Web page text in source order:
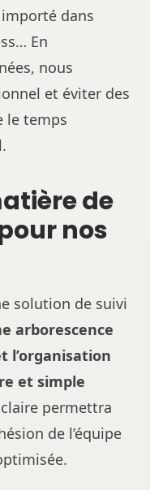
dans
En
nous
et éviter des
le temps
de
nos
solution de suivi
arborescence
l’organisation
et simple
permettra
de l’équipe